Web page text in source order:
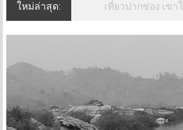
ใหม่ล่าสุด: เที่ยวปากช่อง เขา